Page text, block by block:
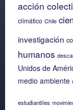
acción
climático Chile
investigación
humanos
Unidos de
medio ambiente
estudiantiles